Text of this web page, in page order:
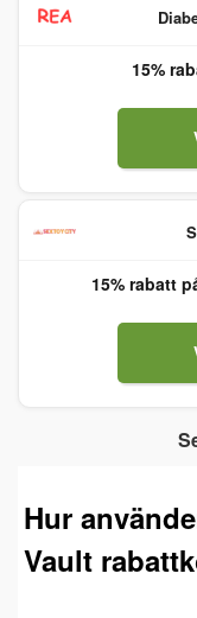
15%
15% rabatt
Hur
Vault